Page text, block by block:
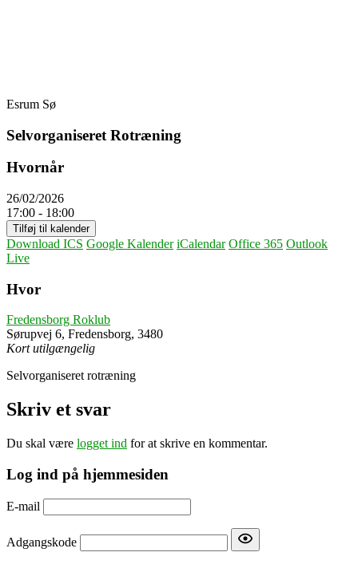
Esrum Sø
Selvorganiseret Rotræning
Hvornår
26/02/2026
17:00 - 18:00
Tilføj til kalender
Download ICS Google Kalender iCalendar Office 365 Outlook
Live
Hvor
Fredensborg Roklub
Sørupvej 6, Fredensborg, 3480
Kort utilgængelig
Selvorganiseret rotræning
Skriv et svar
Du skal være logget ind for at skrive en kommentar.
Log ind på hjemmesiden
E-mail
Adgangskode